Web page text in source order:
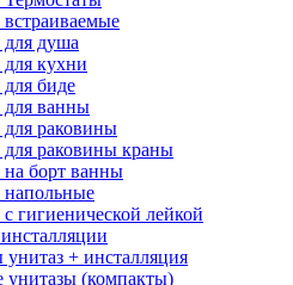
душа
кухни
биде
ванны
раковины
раковины краны
борт ванны
гигиенической лейкой
+ инсталляция
унитазы (компакты)